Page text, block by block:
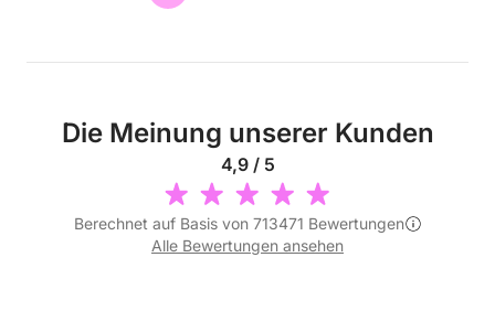
Die Meinung unserer Kunden
4,9 / 5
Berechnet auf Basis von 713471 Bewertungen
Alle Bewertungen ansehen